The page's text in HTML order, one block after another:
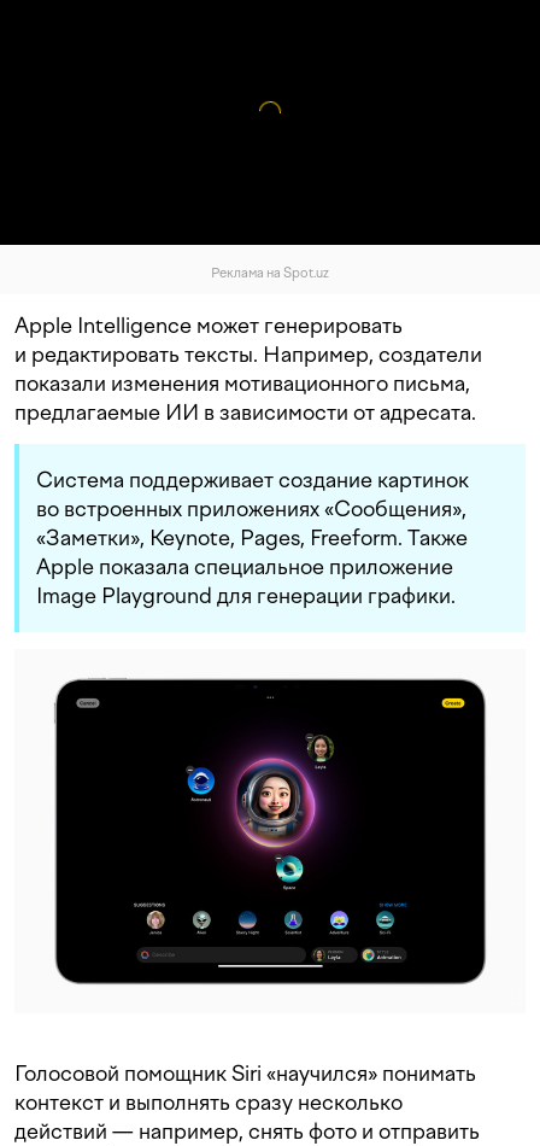
Реклама на Spot.uz
Apple Intelligence может генерировать
и редактировать тексты. Например, создатели
показали изменения мотивационного письма,
предлагаемые ИИ в зависимости от адресата.
Система поддерживает создание картинок
во встроенных приложениях «Сообщения»,
«Заметки», Keynote, Pages, Freeform. Также
Apple показала специальное приложение
Image Playground для генерации графики.
Голосовой помощник Siri «научился» понимать
контекст и выполнять сразу несколько
действий — например, снять фото и отправить